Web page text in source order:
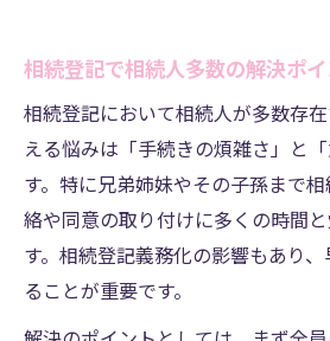
相続登記で相続人多数の解決ポ
相続登記において相続人が多数存
える悩みは「手続きの煩雑さ」と
す。特に兄弟姉妹やその子孫まで
絡や同意の取り付けに多くの時間
す。相続登記義務化の影響もあり
ることが重要です。